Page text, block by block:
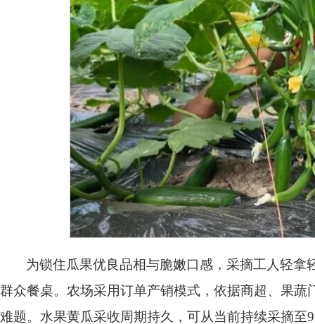
为锁住瓜果优良品相与脆嫩口感，采摘工人轻
群众餐桌。农场采用订单产销模式，依据商超、果
难题。水果黄瓜采收周期持久，可从当前持续采摘